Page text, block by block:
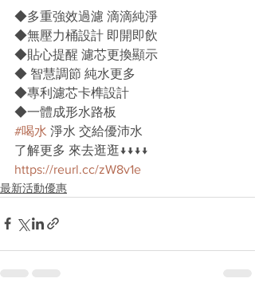
◆多重強效過濾 滴滴純淨
◆無壓力桶設計 即開即飲
◆貼心提醒 濾芯更換顯示
◆ 智慧調節 純水更多
◆專利濾芯卡榫設計
◆一體成形水路板
#喝水 淨水 交給優沛水
了解更多 來去逛逛↓↓↓↓
https://reurl.cc/zW8v1e
最新活動優惠